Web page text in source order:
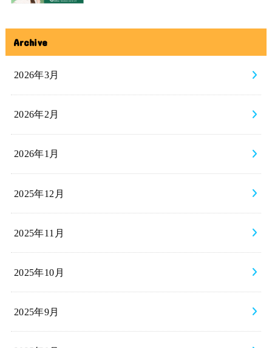
Archive
2026年3月
2026年2月
2026年1月
2025年12月
2025年11月
2025年10月
2025年9月